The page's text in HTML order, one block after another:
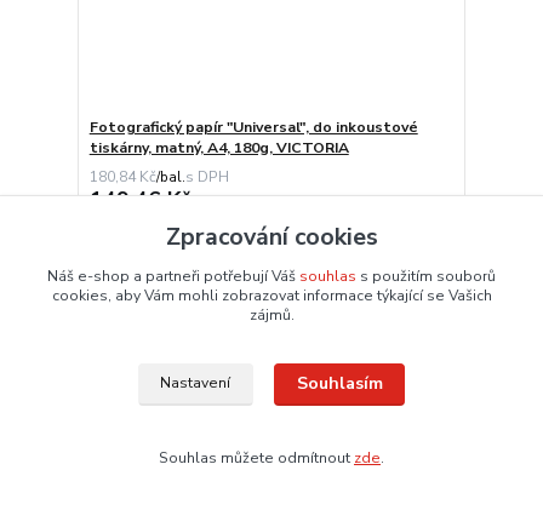
Fotografický papír "Universal", do inkoustové
tiskárny, matný, A4, 180g, VICTORIA
180,84 Kč/bal.
149,46 Kčbez DPH
Přidat do košíku
Zpracování cookies
Náš e-shop a partneři potřebují Váš souhlas s použitím souborů
cookies, aby Vám mohli zobrazovat informace týkající se Vašich
zájmů.
Nastavení Souhlasím
Souhlas můžete odmítnout zde.